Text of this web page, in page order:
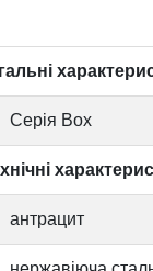
Серія Box
антрацит